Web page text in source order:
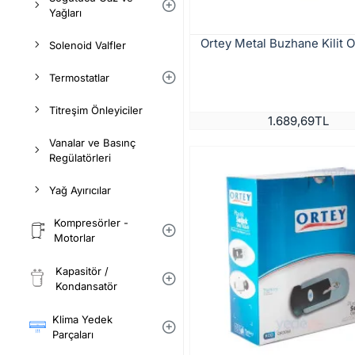
Yağları
Solenoid Valfler
Termostatlar
Titreşim Önleyiciler
Vanalar ve Basınç
Regülatörleri
Yağ Ayırıcılar
Kompresörler -
Motorlar
Kapasitör /
Kondansatör
Klima Yedek
Parçaları
Ortey Metal Buzhane Kilit
1.689,69TL